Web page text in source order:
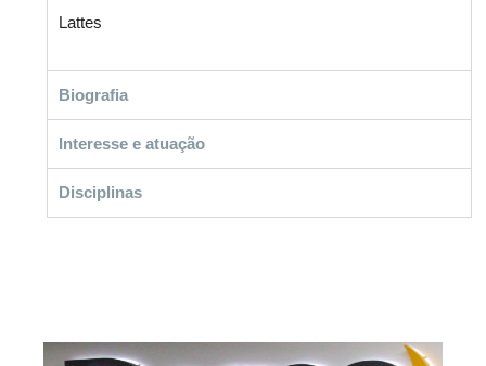
Lattes
Biografia
Interesse e atuação
Disciplinas